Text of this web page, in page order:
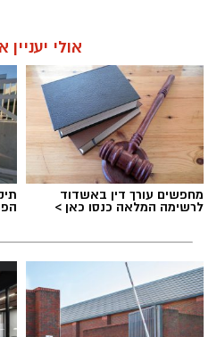
אולי יעניין
מחפשים עורך דין באשדוד
לרשימה המלאה כנסו כאן >